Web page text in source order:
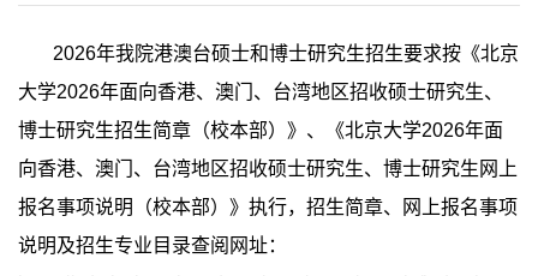
2026年我院港澳台硕士和博士研究生招生要求按《北京
大学2026年面向香港、澳门、台湾地区招收硕士研究生、
博士研究生招生简章（校本部）》、《北京大学2026年面
向香港、澳门、台湾地区招收硕士研究生、博士研究生网上
报名事项说明（校本部）》执行，招生简章、网上报名事项
说明及招生专业目录查阅网址：